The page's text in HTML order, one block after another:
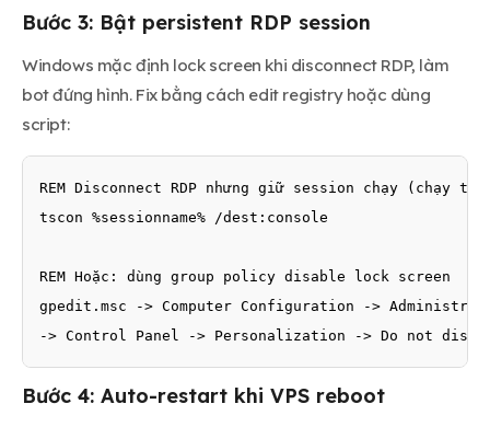
Bước 3: Bật persistent RDP session
Windows mặc định lock screen khi disconnect RDP, làm
bot đứng hình. Fix bằng cách edit registry hoặc dùng
script:
REM Disconnect RDP nhưng giữ session chạy (chạy
tscon %sessionname% /dest:console
REM Hoặc: dùng group policy disable lock screen
gpedit.msc -> Computer Configuration ->
-> Control Panel -> Personalization -> Do not
Bước 4: Auto-restart khi VPS reboot